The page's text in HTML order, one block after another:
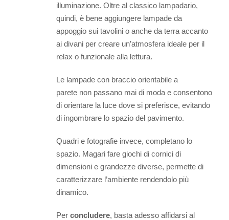
illuminazione. Oltre al classico lampadario,
quindi, è bene aggiungere lampade da
appoggio sui tavolini o anche da terra accanto
ai divani per creare un’atmosfera ideale per il
relax o funzionale alla lettura.
Le lampade con braccio orientabile a
parete non passano mai di moda e consentono
di orientare la luce dove si preferisce, evitando
di ingombrare lo spazio del pavimento.
Quadri e fotografie invece, completano lo
spazio. Magari fare giochi di cornici di
dimensioni e grandezze diverse, permette di
caratterizzare l’ambiente rendendolo più
dinamico.
Per concludere, basta adesso affidarsi al